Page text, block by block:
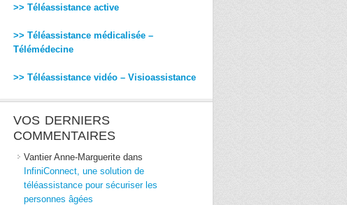
>> Téléassistance active
>> Téléassistance médicalisée –
Télémédecine
>> Téléassistance vidéo – Visioassistance
VOS DERNIERS
COMMENTAIRES
Vantier Anne-Marguerite dans
InfiniConnect, une solution de
téléassistance pour sécuriser les
personnes âgées